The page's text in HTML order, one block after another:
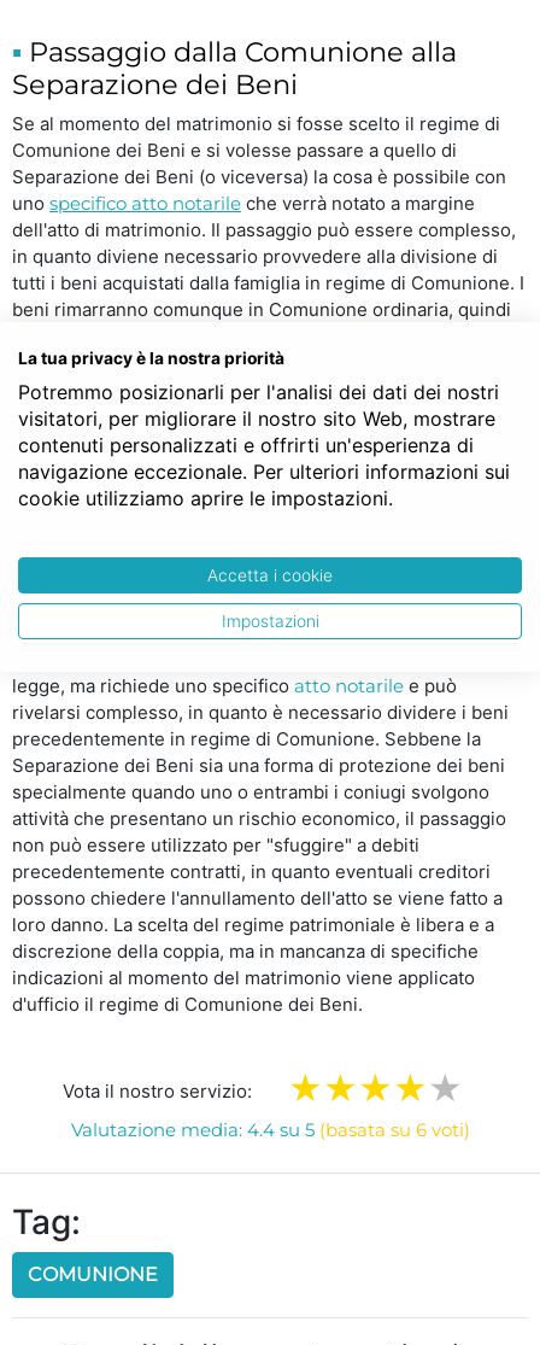
Passaggio dalla Comunione alla
Separazione dei Beni
Se al momento del matrimonio si fosse scelto il regime di
Comunione dei Beni e si volesse passare a quello di
Separazione dei Beni (o viceversa) la cosa è possibile con
uno specifico atto notarile che verrà notato a margine
dell'atto di matrimonio. Il passaggio può essere complesso,
in quanto diviene necessario provvedere alla divisione di
tutti i beni acquistati dalla famiglia in regime di Comunione. I
beni rimarranno comunque in Comunione ordinaria, quindi
oggetto e ne potrà disporre liberamente. Attenzione però:
se questa decisione venisse presa a seguito di debiti
precedentemente contratti da uno dei due coniugi, i
creditori potrebbero opporsi a questo passaggio
dimostrando che è stato eseguito ledendo un loro
precedente diritto e quindi chiederne l'annullamento.
Dalla Comunione alla Separazione
dei Beni: in conclusione
In conclusione il passaggio dalla Comunione alla
legge, ma richiede uno specifico atto notarile e può
rivelarsi complesso, in quanto è necessario dividere i beni
precedentemente in regime di Comunione. Sebbene la
Separazione dei Beni sia una forma di protezione dei beni
specialmente quando uno o entrambi i coniugi svolgono
attività che presentano un rischio economico, il passaggio
non può essere utilizzato per "sfuggire" a debiti
precedentemente contratti, in quanto eventuali creditori
possono chiedere l'annullamento dell'atto se viene fatto a
loro danno. La scelta del regime patrimoniale è libera e a
discrezione della coppia, ma in mancanza di specifiche
indicazioni al momento del matrimonio viene applicato
d'ufficio il regime di Comunione dei Beni.
Vota il nostro servizio:
Valutazione media: 4.4 su 5 (basata su 6 voti)
Tag:
COMUNIONE
La tua privacy è la nostra priorità
Potremmo posizionarli per l'analisi dei dati dei nostri
visitatori, per migliorare il nostro sito Web, mostrare
contenuti personalizzati e offrirti un'esperienza di
navigazione eccezionale. Per ulteriori informazioni sui
cookie utilizziamo aprire le impostazioni.
Accetta i cookie
Impostazioni